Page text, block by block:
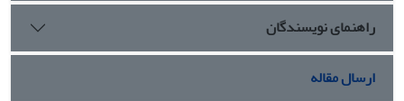
ذهنیت نقش تعدیل‌گری شرایط محیطی در مدل پژوهش را تأیید
می‌کند.
راهنمای نویسندگان
ارسال مقاله